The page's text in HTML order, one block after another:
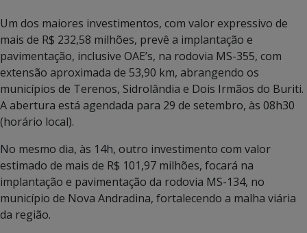
Um dos maiores investimentos, com valor expressivo de
mais de R$ 232,58 milhões, prevê a implantação e
pavimentação, inclusive OAE’s, na rodovia MS-355, com
extensão aproximada de 53,90 km, abrangendo os
municípios de Terenos, Sidrolândia e Dois Irmãos do Buriti.
A abertura está agendada para 29 de setembro, às 08h30
(horário local).
No mesmo dia, às 14h, outro investimento com valor
estimado de mais de R$ 101,97 milhões, focará na
implantação e pavimentação da rodovia MS-134, no
município de Nova Andradina, fortalecendo a malha viária
da região.